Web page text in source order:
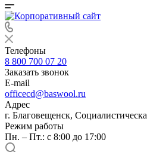
Телефоны
8 800 700 07 20
Заказать звонок
E-mail
officecd@baswool.ru
Адрес
г. Благовещенск,
Режим работы
Пн. – Пт.: с 8:00 до 17:00